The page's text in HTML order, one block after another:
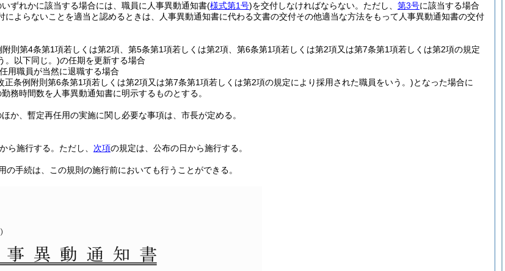
いずれかに該当する場合には、職員に人事異動通知書(様式第1号)を交付しなければならない。 ただし、 第3号に該当する場合
によらないことを適当と認めるときは、人事異動通知書に代わる文書の交付その他適当な方法をもって人事異動通知書の交付
附則第4条第1項若しくは第2項、第5条第1項若しくは第2項、第6条第1項若しくは第2項又は第7条第1項若しくは第2項の規定
。以下同じ。)の任期を更新する場合
用職員が当然に退職する場合
正条例附則第6条第1項若しくは第2項又は第7条第1項若しくは第2項の規定により採用された職員をいう。)となった場合に
務時間数を人事異動通知書に明示するものとする。
か、暫定再任用の実施に関し必要な事項は、市長が定める。
ら施行する。 ただし、 次項の規定は、公布の日から施行する。
の手続は、この規則の施行前においても行うことができる。